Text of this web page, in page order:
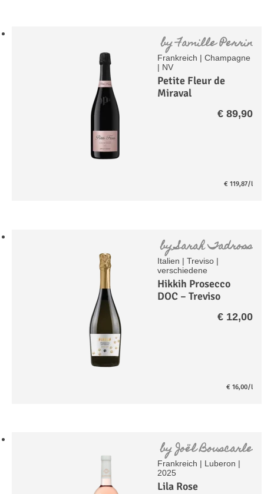
byFamille Perrin
Frankreich |Champagne
| NV
Petite Fleur de
Miraval
€89,90
€ 119,87/l
bySarah Tadross
Italien |Treviso |
verschiedene
Hikkih Prosecco
DOC – Treviso
€12,00
€ 16,00/l
byJoël Bouscarle
Frankreich | Luberon |
2025
Lila Rose